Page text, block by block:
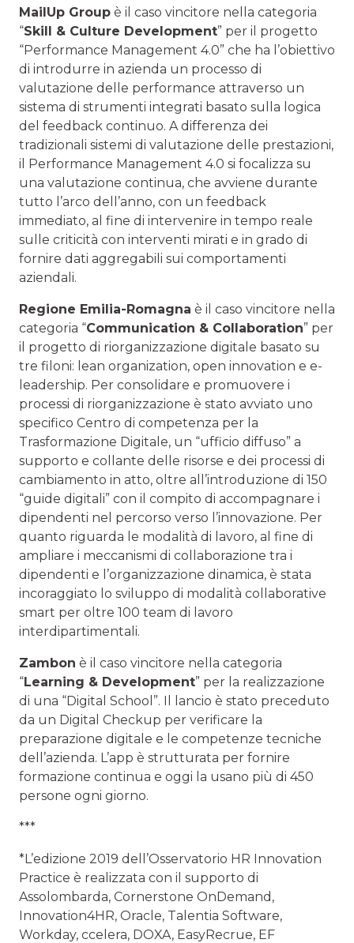
MailUp Group è il caso vincitore nella categoria
“Skill & Culture Development” per il progetto
“Performance Management 4.0” che ha l’obiettivo
di introdurre in azienda un processo di
valutazione delle performance attraverso un
sistema di strumenti integrati basato sulla logica
del feedback continuo. A differenza dei
tradizionali sistemi di valutazione delle prestazioni,
il Performance Management 4.0 si focalizza su
una valutazione continua, che avviene durante
tutto l’arco dell’anno, con un feedback
immediato, al fine di intervenire in tempo reale
sulle criticità con interventi mirati e in grado di
fornire dati aggregabili sui comportamenti
aziendali.
Regione Emilia-Romagna è il caso vincitore nella
categoria “Communication & Collaboration” per
il progetto di riorganizzazione digitale basato su
tre filoni: lean organization, open innovation e e-
leadership. Per consolidare e promuovere i
processi di riorganizzazione è stato avviato uno
specifico Centro di competenza per la
Trasformazione Digitale, un “ufficio diffuso” a
supporto e collante delle risorse e dei processi di
cambiamento in atto, oltre all’introduzione di 150
“guide digitali” con il compito di accompagnare i
dipendenti nel percorso verso l’innovazione. Per
quanto riguarda le modalità di lavoro, al fine di
ampliare i meccanismi di collaborazione tra i
dipendenti e l’organizzazione dinamica, è stata
incoraggiato lo sviluppo di modalità collaborative
smart per oltre 100 team di lavoro
interdipartimentali.
Zambon è il caso vincitore nella categoria
“Learning & Development” per la realizzazione
di una “Digital School”. Il lancio è stato preceduto
da un Digital Checkup per verificare la
preparazione digitale e le competenze tecniche
dell’azienda. L’app è strutturata per fornire
formazione continua e oggi la usano più di 450
persone ogni giorno.
***
*L’edizione 2019 dell’Osservatorio HR Innovation
Practice è realizzata con il supporto di
Assolombarda, Cornerstone OnDemand,
Innovation4HR, Oracle, Talentia Software,
Workday, ccelera, DOXA, EasyRecrue, EF